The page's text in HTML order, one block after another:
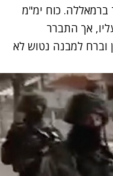
כוח ימ"מ
אך התברר
וברח למבנה נטוש לא